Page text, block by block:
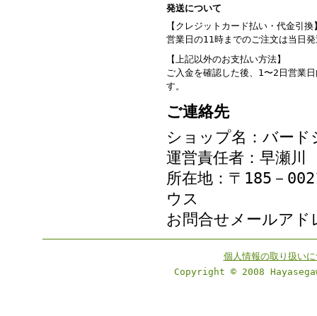
発送について
【クレジットカード払い・代金引換
営業日の11時までのご注文は当日
【上記以外のお支払い方法】
ご入金を確認した後、1〜2日営業
す。
ご連絡先
ショップ名：バー
運営責任者：早瀬
所在地：〒185－
ウス
お問合せメールア
個人情報の取り扱い
Copyright © 2008